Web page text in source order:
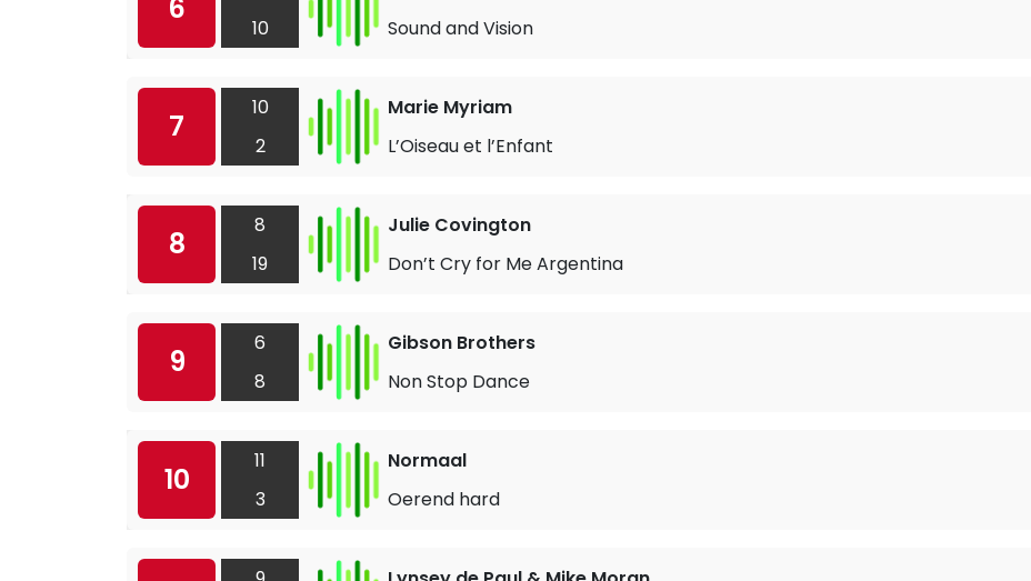
6
10
Sound and Vision
7
10
2
Marie Myriam
L’Oiseau et l’Enfant
8
8
19
Julie Covington
Don’t Cry for Me Argentina
9
6
8
Gibson Brothers
Non Stop Dance
10
11
3
Normaal
Oerend hard